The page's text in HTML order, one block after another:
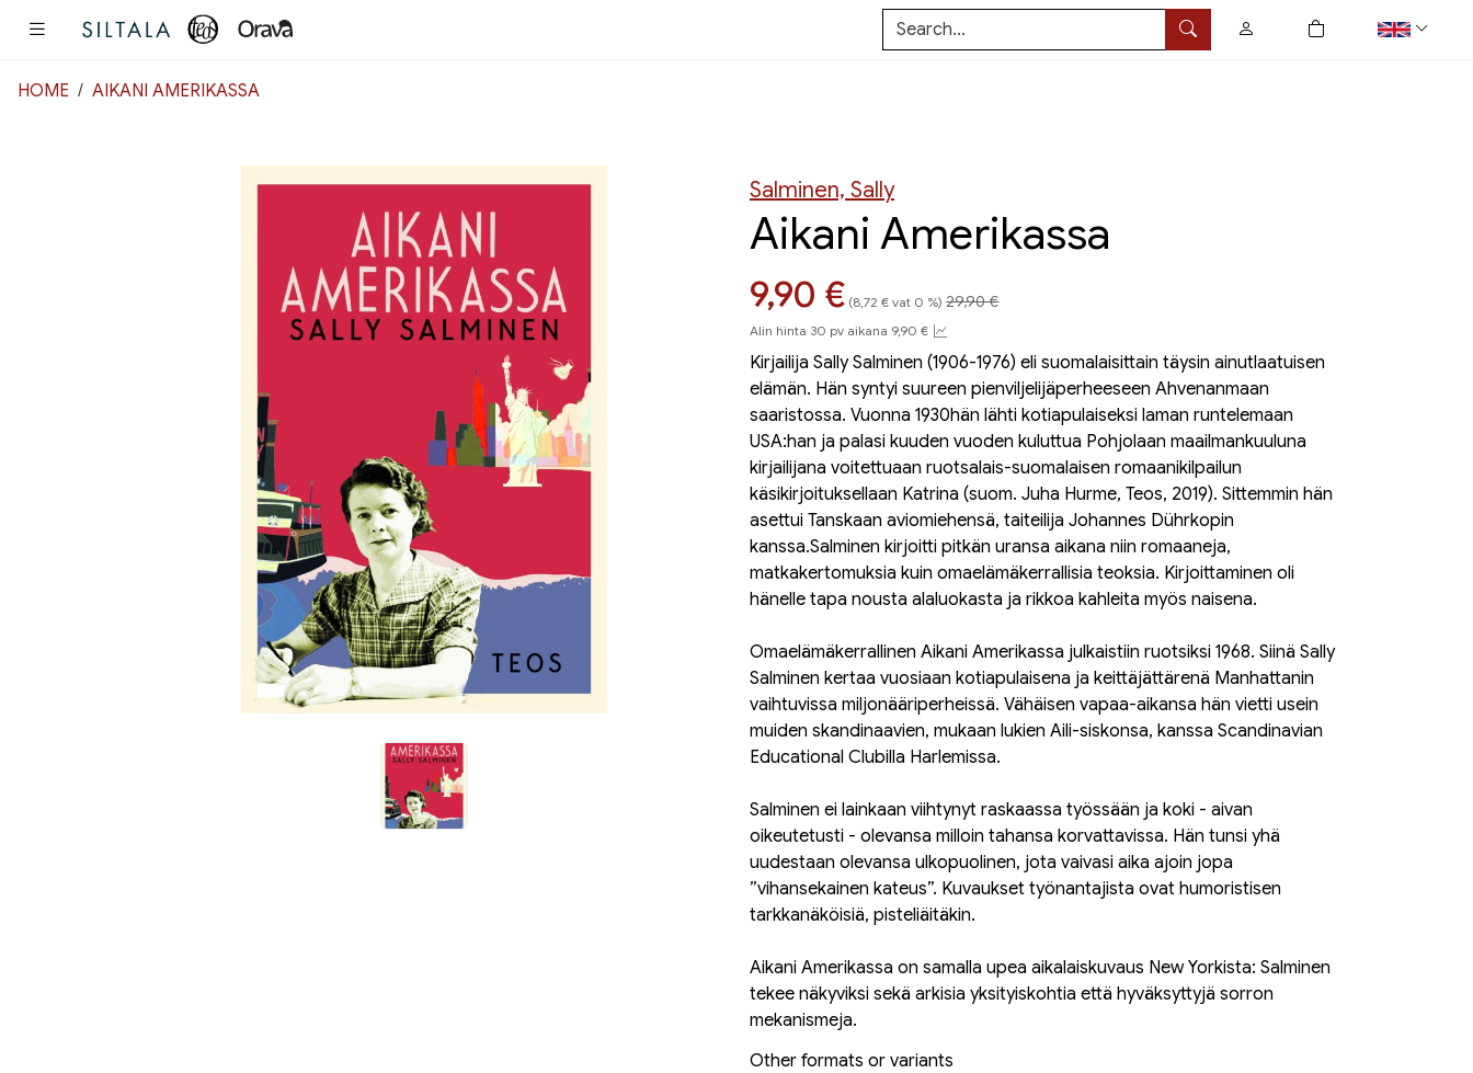
Search
0
tuotetta ostoskorissa
HOME AIKANI AMERIKASSA
Salminen, Sally
Aikani Amerikassa
Hinta nyt
9,90 € (8,72 € vat 0 %) 29,90 €
Alin hinta 30 pv aikana 9,90 €
Kirjailija Sally Salminen (1906-1976) eli suomalaisittain täysin ainutlaatuisen
elämän. Hän syntyi suureen pienviljelijäperheeseen Ahvenanmaan
saaristossa. Vuonna 1930hän lähti kotiapulaiseksi laman runtelemaan
USA:han ja palasi kuuden vuoden kuluttua Pohjolaan maailmankuuluna
kirjailijana voitettuaan ruotsalais-suomalaisen romaanikilpailun
käsikirjoituksellaan Katrina (suom. Juha Hurme, Teos, 2019). Sittemmin hän
asettui Tanskaan aviomiehensä, taiteilija Johannes Dührkopin
kanssa.Salminen kirjoitti pitkän uransa aikana niin romaaneja,
matkakertomuksia kuin omaelämäkerrallisia teoksia. Kirjoittaminen oli
hänelle tapa nousta alaluokasta ja rikkoa kahleita myös naisena.
Omaelämäkerrallinen Aikani Amerikassa julkaistiin ruotsiksi 1968. Siinä Sally
Salminen kertaa vuosiaan kotiapulaisena ja keittäjättärenä Manhattanin
vaihtuvissa miljonääriperheissä. Vähäisen vapaa-aikansa hän vietti usein
muiden skandinaavien, mukaan lukien Aili-siskonsa, kanssa Scandinavian
Educational Clubilla Harlemissa.
Salminen ei lainkaan viihtynyt raskaassa työssään ja koki - aivan
oikeutetusti - olevansa milloin tahansa korvattavissa. Hän tunsi yhä
uudestaan olevansa ulkopuolinen, jota vaivasi aika ajoin jopa
”vihansekainen kateus”. Kuvaukset työnantajista ovat humoristisen
tarkkanäköisiä, pisteliäitäkin.
Aikani Amerikassa on samalla upea aikalaiskuvaus New Yorkista: Salminen
tekee näkyviksi sekä arkisia yksityiskohtia että hyväksyttyjä sorron
mekanismeja.
Other formats or variants